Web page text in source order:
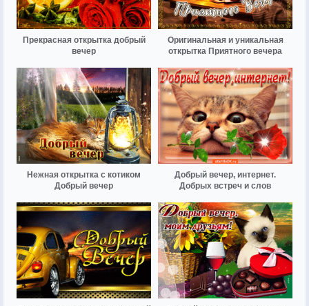
Прекрасная открытка добрый
вечер
Оригинальная и уникальная
открытка Приятного вечера
Нежная открытка с котиком
Добрый вечер
Добрый вечер, интернет.
Добрых встреч и слов